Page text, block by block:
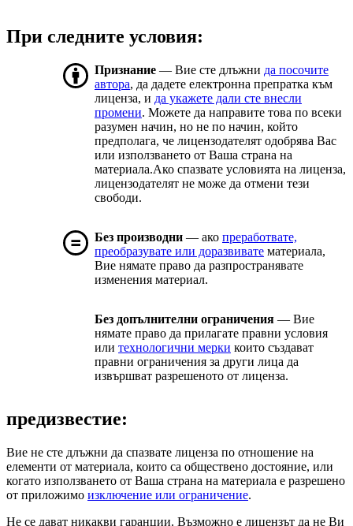
При следните условия:
Признание — Вие сте длъжни да посочите
автора, да дадете електронна препратка към
лиценза, и да укажете дали сте внесли
промени. Можете да направите това по всеки
разумен начин, но не по начин, който
предполага, че лицензодателят одобрява Вас
или използването от Ваша страна на
материала.Ако спазвате условията на лиценза,
лицензодателят не може да отмени тези
свободи.
Без производни — ако преработвате,
преобразувате или доразвивате материала,
Вие нямате право да разпространявате
изменения материал.
Без допълнителни ограничения — Вие
нямате право да прилагате правни условия
или технологични мерки които създават
правни ограничения за други лица да
извършват разрешеното от лиценза.
предизвестие:
Вие не сте длъжни да спазвате лиценза по отношение на
елементи от материала, които са обществено достояние, или
когато използването от Ваша страна на материала е разрешено
от приложимо изключение или ограничение.
Не се дават никакви гаранции. Възможно е лицензът да не Ви